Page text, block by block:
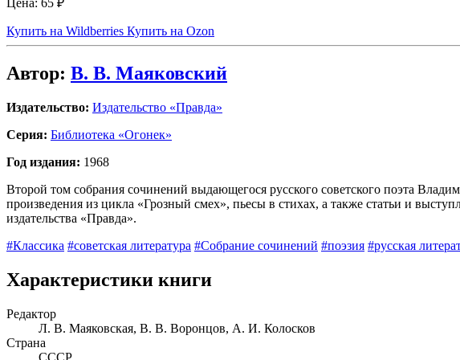
Купить на Wildberries Купить на Ozon
Автор: В. В. Маяковский
Издательство: Издательство «Правда»
Серия: Библиотека «Огонек»
Год издания: 1968
Второй том собрания сочинений выдающегося русского советского поэта
произведения из цикла «Грозный смех», пьесы в стихах, а также статьи и
издательства «Правда».
#Классика #советская литература #Собрание сочинений #поэзия #русская
Характеристики книги
Редактор
Л. В. Маяковская, В. В. Воронцов, А. И. Колосков
Страна
СССР